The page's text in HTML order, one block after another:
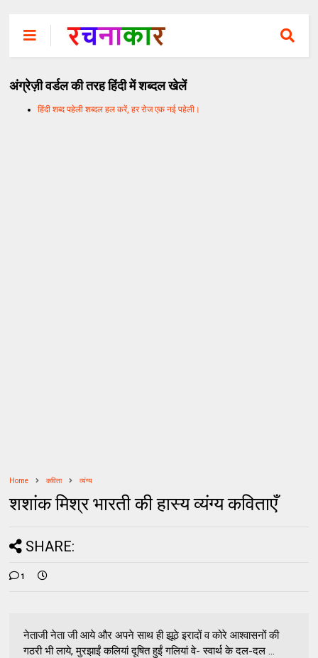
अंग्रेज़ी वर्डल की तरह हिंदी में शब्दल खेलें
हिंदी शब्द पहेली शब्दल हल करें, हर रोज एक नई पहेली।
Home कविता व्यंग्य
शशांक मिश्र भारती की हास्य व्यंग्य कविताएँ
SHARE:
1
नेताजी नेता जी आये और अपने साथ ही झूठे इरादों व कोरे आश्‍वासनों की
गठरी भी लाये, मुरझाईं कलियां दूषित हुईं गलियां वे- स्‍वार्थ के दल-दल ...